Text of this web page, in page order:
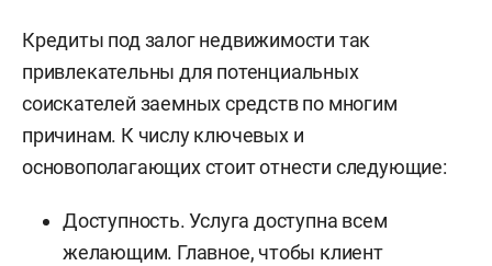
Кредиты под залог недвижимости так
привлекательны для потенциальных
соискателей заемных средств по многим
причинам. К числу ключевых и
основополагающих стоит отнести следующие:
Доступность. Услуга доступна всем
желающим. Главное, чтобы клиент